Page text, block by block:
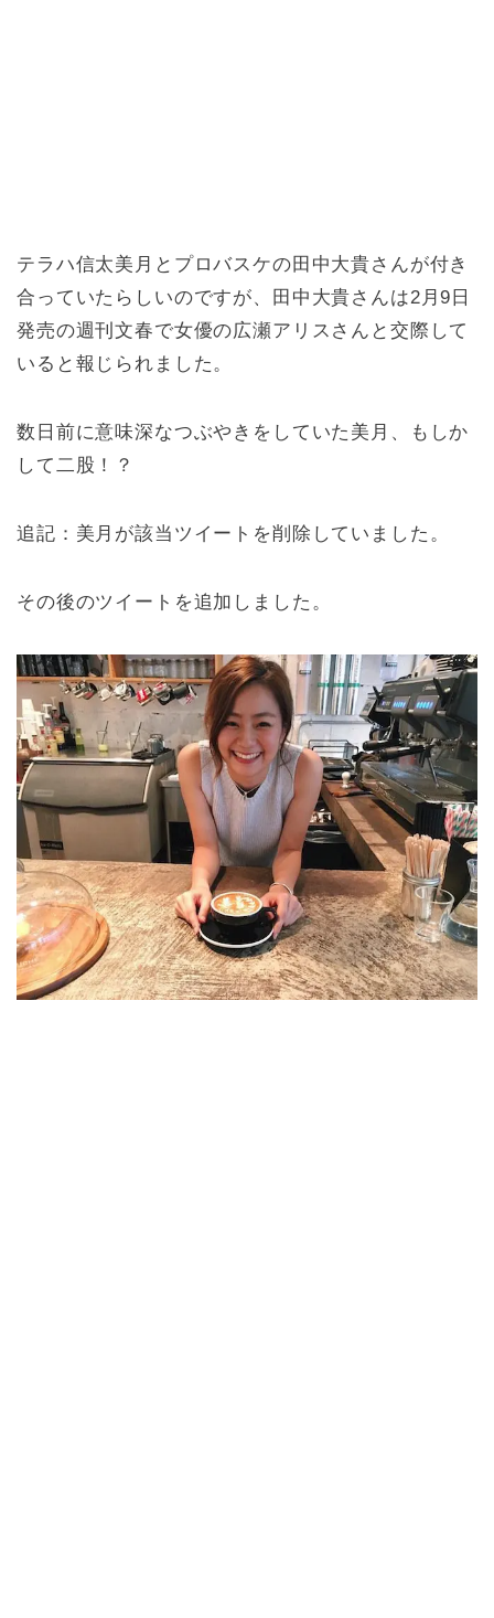
テラハ信太美月とプロバスケの田中大貴さんが付き
合っていたらしいのですが、田中大貴さんは2月9日
発売の週刊文春で女優の広瀬アリスさんと交際して
いると報じられました。
数日前に意味深なつぶやきをしていた美月、もしか
して二股！？
追記：美月が該当ツイートを削除していました。
その後のツイートを追加しました。